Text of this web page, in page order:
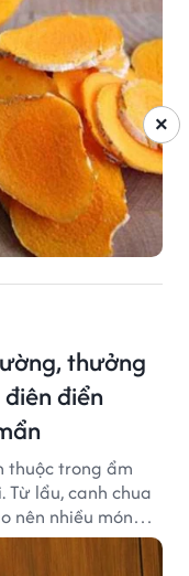
thưởng
điển
thuộc trong ẩm
lẩu, canh chua
nên nhiều món
×